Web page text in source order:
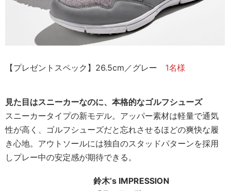
【プレゼントスペック】26.5cm／グレー 1名様
見た目はスニーカーなのに、本格的なゴルフシューズ
スニーカータイプの新モデル。アッパー素材は軽量で通気
性が高く、ゴルフシューズだと忘れさせるほどの爽快な履
き心地。アウトソールには独自のスタッドパターンを採用
しプレー中の安定感が期待できる。
鈴木’s IMPRESSION